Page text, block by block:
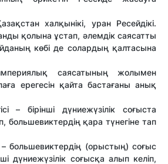
халқынікі, уран Ресейдікі.
қолына ұстап, әлемдік саясатты
көбі де солардың қалтасына
саясатының жолымен
ерегесін қайта бастағаны анық
– бірінші дүниежүзілік соғыста
большевиктердің қара түнегіне тап
– большевиктердің (орыстың) соғыс
дүниежүзілік соғысқа алып келіп,